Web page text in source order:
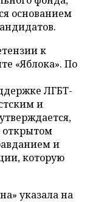
основанием
к
«Яблока». По
ЛГБТ-
и
открытом
и
которую
указала на